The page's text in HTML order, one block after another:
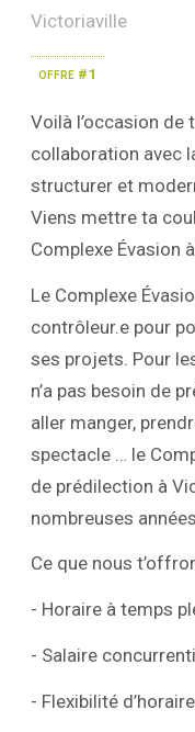
Victoriaville
offre #1
Voilà l’occasion de
collaboration avec
structurer et
Viens mettre ta
Complexe Évasion
Le Complexe
contrôleur.e pour
ses projets. Pour
n’a pas besoin de
aller manger,
spectacle … le
de prédilection à
nombreuses
Ce que nous
- Horaire à temps
- Salaire
- Flexibilité